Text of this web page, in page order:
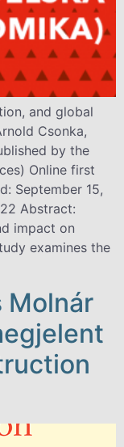
and global
Csonka,
by the
Online first
September 15,
Abstract:
impact on
examines the
Molnár